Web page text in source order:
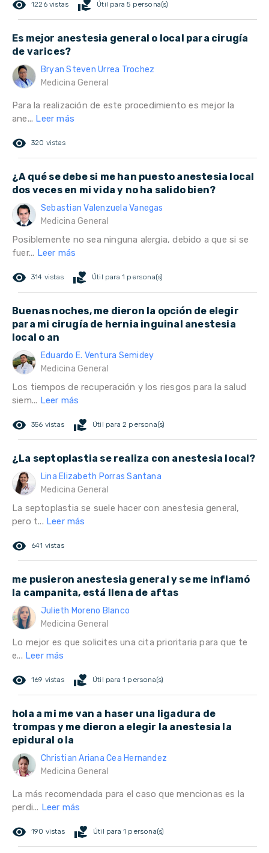
remove_red_eye 1226 vistas volunteer_activism Útil para 5 persona(s)
Es mejor anestesia general o local para cirugía
de varices?
Bryan Steven Urrea Trochez
Medicina General
Para la realización de este procedimiento es mejor la
ane... Leer más
remove_red_eye 320 vistas
¿A qué se debe si me han puesto anestesia local
dos veces en mi vida y no ha salido bien?
Sebastian Valenzuela Vanegas
Medicina General
Posiblemente no sea ninguna alergia, debido a que si se
fuer... Leer más
remove_red_eye 314 vistas volunteer_activism Útil para 1 persona(s)
Buenas noches, me dieron la opción de elegir
para mi cirugía de hernia inguinal anestesia
local o an
Eduardo E. Ventura Semidey
Medicina General
Los tiempos de recuperación y los riesgos para la salud
siem... Leer más
remove_red_eye 356 vistas volunteer_activism Útil para 2 persona(s)
¿La septoplastia se realiza con anestesia local?
Lina Elizabeth Porras Santana
Medicina General
La septoplastia se suele hacer con anestesia general,
pero t... Leer más
remove_red_eye 641 vistas
me pusieron anestesia general y se me inflamó
la campanita, está llena de aftas
Julieth Moreno Blanco
Medicina General
Lo mejor es que solicites una cita prioritaria para que te
e... Leer más
remove_red_eye 169 vistas volunteer_activism Útil para 1 persona(s)
hola a mi me van a haser una ligadura de
trompas y me dieron a elegir la anestesia la
epidural o la
Christian Ariana Cea Hernandez
Medicina General
La más recomendada para el caso que mencionas es la
perdi... Leer más
remove_red_eye 190 vistas volunteer_activism Útil para 1 persona(s)